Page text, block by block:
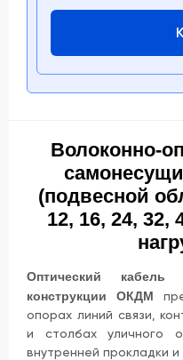
Волоконно-
(подвесной
12, 16, 24, 32,
Оптический кабель
конструкции ОКДМ
опорах линий связи,
и столбах уличного
внутренней прокладки